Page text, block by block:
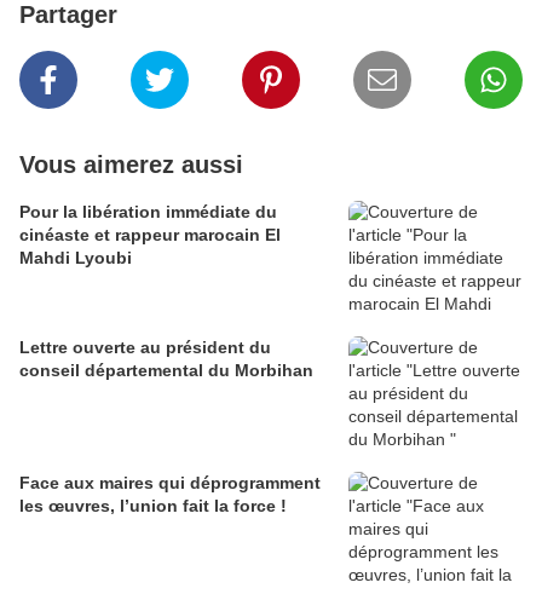
Partager
Vous aimerez aussi
Pour la libération immédiate du
cinéaste et rappeur marocain El
Mahdi Lyoubi
Lettre ouverte au président du
conseil départemental du Morbihan
Face aux maires qui déprogramment
les œuvres, l’union fait la force !